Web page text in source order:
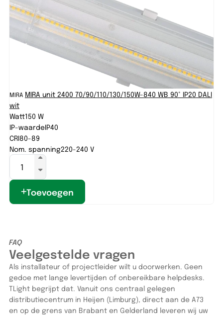
MIRA MIRA unit 2400 70/90/110/130/150W-840 WB 90° IP20 DALI
wit
Watt150 W
IP-waardeIP40
CRI80-89
Nom. spanning220-240 V
Toevoegen
FAQ
Veelgestelde vragen
Als installateur of projectleider wilt u doorwerken. Geen
gedoe met lange levertijden of onbereikbare helpdesks.
TLight begrijpt dat. Vanuit ons centraal gelegen
distributiecentrum in Heijen (Limburg), direct aan de A73
en op de grens van Brabant en Gelderland leveren wij uw